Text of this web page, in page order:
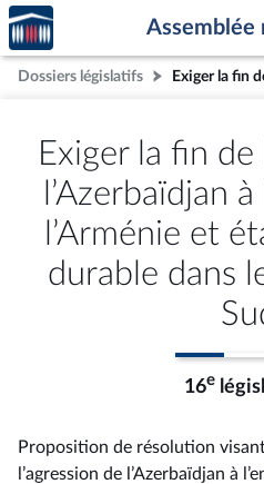
Aller au contenu
Aller en bas de la page
Accèder
à la
page
d'accueil
Assemblée
Dossiers législatifs
Exiger la fin de
l’Azerbaïdjan
l’Arménie et
durable dans
16e
Proposition de résolution
l’agression de l’Azerbaïdjan à